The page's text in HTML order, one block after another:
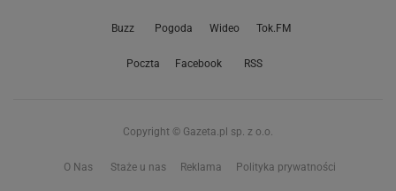
Buzz Pogoda Wideo Tok.FM
Poczta Facebook RSS
Copyright © Gazeta.pl sp. z o.o.
O Nas Staże u nas Reklama Polityka prywatności